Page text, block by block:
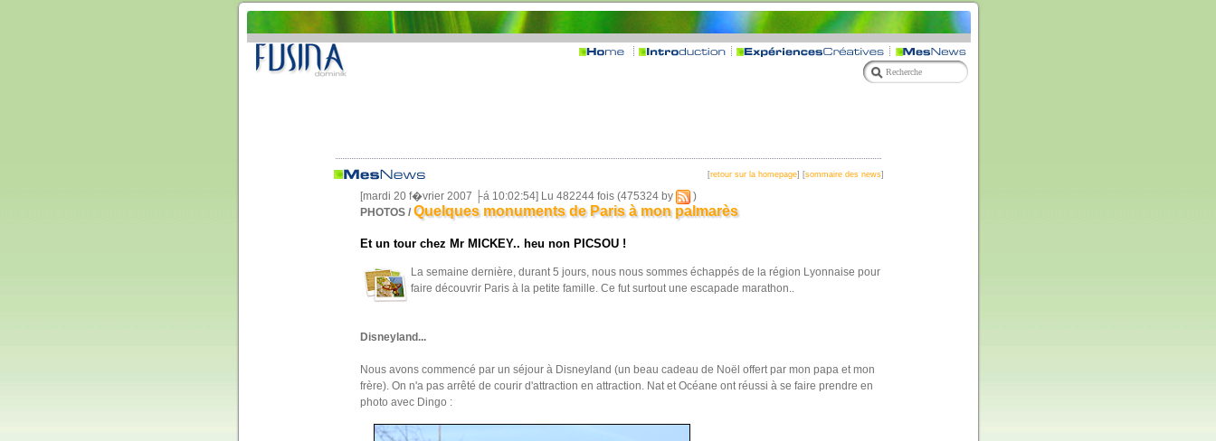
[retour sur la homepage] [sommaire des news]
[mardi 20 f�vrier 2007 ├á 10:02:54] Lu 482244 fois (475324 by
)
PHOTOS / Quelques monuments de Paris à mon palmarès
Et un tour chez Mr MICKEY.. heu non PICSOU !
La semaine dernière, durant 5 jours, nous nous sommes échappés de la région Lyonnaise pour
faire découvrir Paris à la petite famille. Ce fut surtout une escapade marathon..
Disneyland...
Nous avons commencé par un séjour à Disneyland (un beau cadeau de Noël offert par mon papa et mon
frère). On n'a pas arrêté de courir d'attraction en attraction. Nat et Océane ont réussi à se faire prendre en
photo avec Dingo :